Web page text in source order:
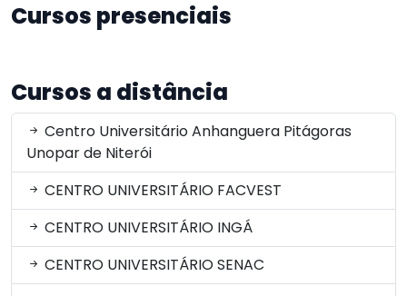
Cursos presenciais
Cursos a distância
Centro Universitário Anhanguera Pitágoras
Unopar de Niterói
CENTRO UNIVERSITÁRIO FACVEST
CENTRO UNIVERSITÁRIO INGÁ
CENTRO UNIVERSITÁRIO SENAC